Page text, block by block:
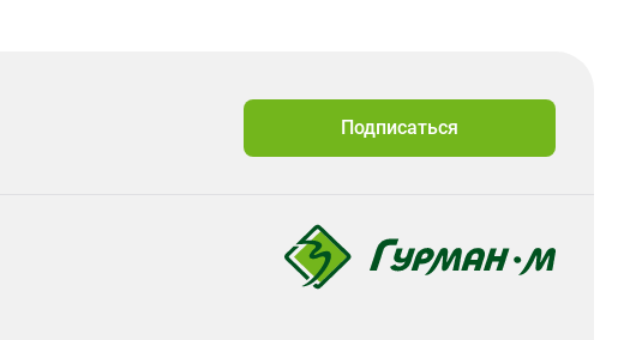
Подписаться